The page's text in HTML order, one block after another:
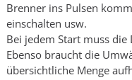
Brenner ins Pulsen
einschalten usw.
Bei jedem Start muss
Ebenso braucht die
übersichtliche Menge